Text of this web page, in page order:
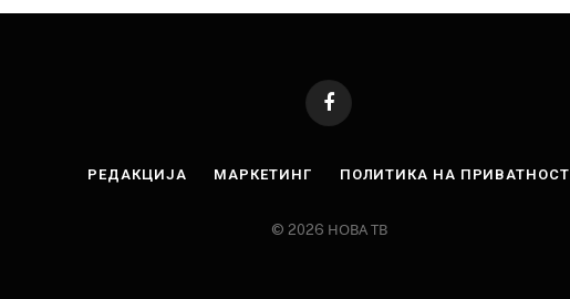
Facebook
РЕДАКЦИЈА МАРКЕТИНГ ПОЛИТИКА НА ПРИВАТНОСТ
© 2026 НОВА ТВ